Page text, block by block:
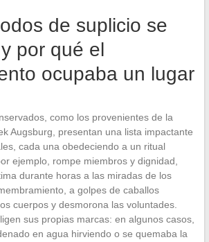
de suplicio se
por qué el
ocupaba un lugar
como los provenientes de la
Augsburg, presentan una lista impactante
cada una obedeciendo a un ritual
ejemplo, rompe miembros y dignidad,
durante horas a las miradas de los
a golpes de caballos
cuerpos y desmorona las voluntades.
sus propias marcas: en algunos casos,
en agua hirviendo o se quemaba la